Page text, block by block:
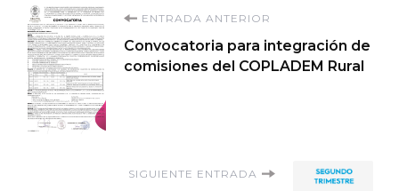
Navegación
de
entradas
ENTRADA ANTERIOR
Convocatoria para integración de
comisiones del COPLADEM Rural
SIGUIENTE ENTRADA